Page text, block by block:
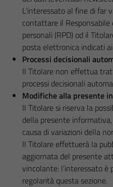
L’interessato al fine di far
contattare il
personali (RPD) od il
posta elettronica indicati
Processi decisionali
Il Titolare non effettua
processi decisionali
Modifiche alla presente
Il Titolare si riserva la
della presente
causa di variazioni della
Il Titolare effettuerà la
aggiornata del presente
vincolante: l’interessato
regolarità questa sezione.